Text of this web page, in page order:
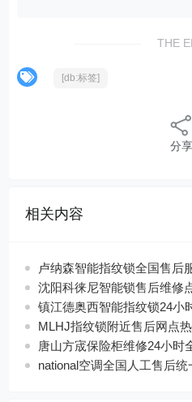
THE
[db:标签]
分享
相关内容
卢纳森智能指纹锁全国售后
沈阳科徕尼智能锁售后维修
镇江德奥西智能指纹锁24小
MLHJ指纹锁附近售后网点
唐山方宬保险柜维修24小时
national空调全国人工售后